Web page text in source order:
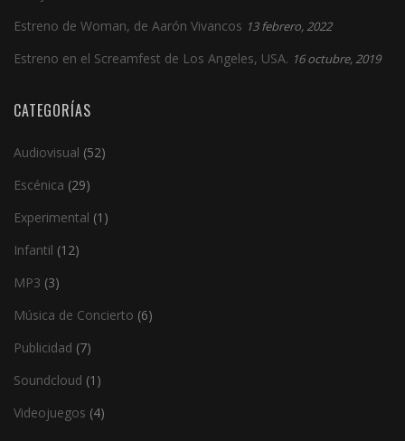
Estreno de Woman, de Aarón Vivancos 13 febrero, 2022
Estreno en el Screamfest de Los Angeles, USA. 16 octubre, 2019
CATEGORÍAS
Audiovisual (52)
Escénica (29)
Experimental (1)
Infantil (12)
MP3 (3)
Música de Concierto (6)
Publicidad (7)
Soundcloud (1)
Videojuegos (4)